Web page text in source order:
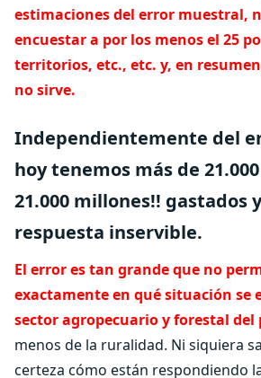
estimaciones del error muestral,
encuestar a por los menos el 25
territorios, etc., etc. y, en
no sirve.
Independientemente del
hoy tenemos más de
21.000 millones!! gastados
respuesta inservible.
El error es tan grande que no
exactamente en qué situación se
sector agropecuario y forestal del
menos de la ruralidad. Ni siquiera
certeza cómo están respondiendo